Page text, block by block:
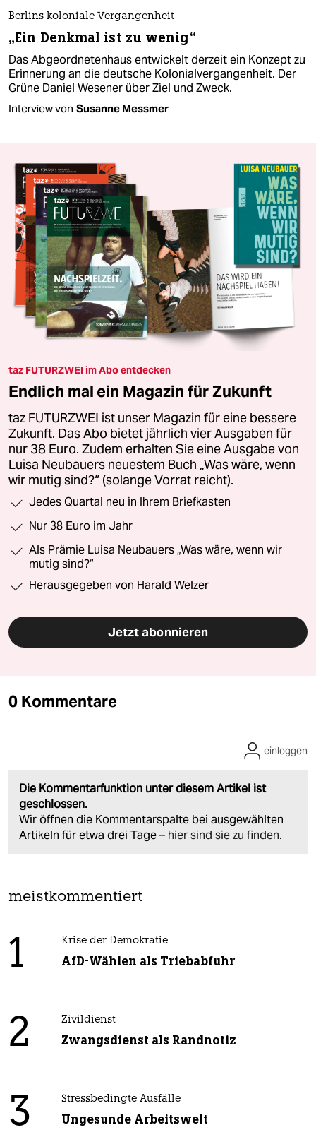
Berlins koloniale Vergangenheit
„Ein Denkmal ist zu wenig“
Das Abgeordnetenhaus entwickelt derzeit ein Konzept zu
Erinnerung an die deutsche Kolonialvergangenheit. Der
Grüne Daniel Wesener über Ziel und Zweck.
Interview von Susanne Messmer
taz FUTURZWEI im Abo entdecken
Endlich mal ein Magazin für Zukunft
taz FUTURZWEI ist unser Magazin für eine bessere
Zukunft. Das Abo bietet jährlich vier Ausgaben für
nur 38 Euro. Zudem erhalten Sie eine Ausgabe von
Luisa Neubauers neuestem Buch „Was wäre, wenn
wir mutig sind?“ (solange Vorrat reicht).
Jedes Quartal neu in Ihrem Briefkasten
Nur 38 Euro im Jahr
Als Prämie Luisa Neubauers „Was wäre, wenn wir
mutig sind?“
Herausgegeben von Harald Welzer
Jetzt abonnieren
0 Kommentare
Die Kommentarfunktion unter diesem Artikel ist
geschlossen.
Wir öffnen die Kommentarspalte bei ausgewählten
Artikeln für etwa drei Tage – hier sind sie zu finden.
einloggen
meistkommentiert
1 Krise der Demokratie
AfD-Wählen als Triebabfuhr
2 Zivildienst
Zwangsdienst als Randnotiz
3 Stressbedingte Ausfälle
Ungesunde Arbeitswelt